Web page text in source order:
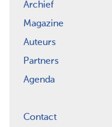
Archief
Magazine
Auteurs
Partners
Agenda
Contact